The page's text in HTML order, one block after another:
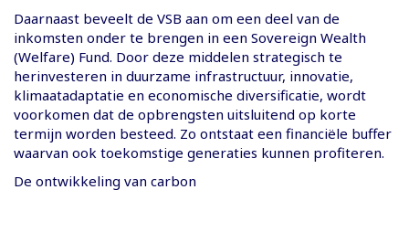
Daarnaast beveelt de VSB aan om een deel van de
inkomsten onder te brengen in een Sovereign Wealth
(Welfare) Fund. Door deze middelen strategisch te
herinvesteren in duurzame infrastructuur, innovatie,
klimaatadaptatie en economische diversificatie, wordt
voorkomen dat de opbrengsten uitsluitend op korte
termijn worden besteed. Zo ontstaat een financiële buffer
waarvan ook toekomstige generaties kunnen profiteren.
De ontwikkeling van carbon